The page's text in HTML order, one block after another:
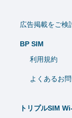
広告掲載をご検
BP SIM
利用規約
よくあるお
トリプルSIM